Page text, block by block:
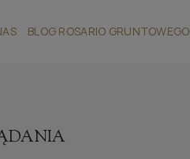
BLOG ROSARIO GRUNTOWEGO